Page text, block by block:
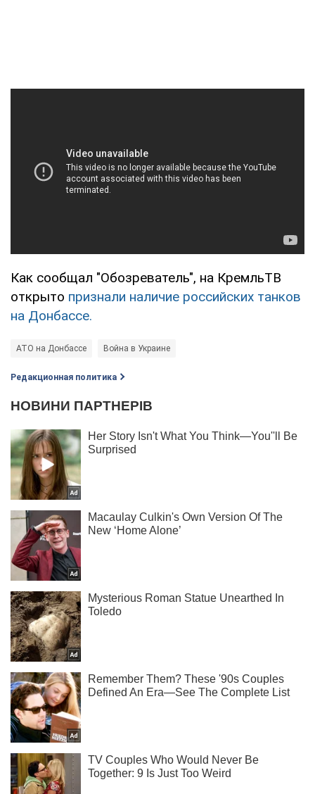
Как сообщал "Обозреватель", на КремльТВ
открыто признали наличие российских танков
на Донбассе.
АТО на Донбассе Война в Украине
Редакционная политика